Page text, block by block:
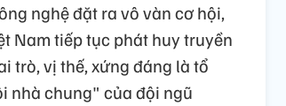
nghệ đặt ra vô vàn cơ hội,
Nam tiếp tục phát huy truyền
trò, vị thế, xứng đáng là tổ
nhà chung" của đội ngũ